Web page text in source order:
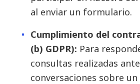
al enviar un formulario.
Cumplimiento del
(b) GDPR): Para
consultas realizadas
conversaciones sobre